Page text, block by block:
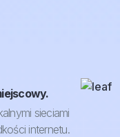
sieciami
internetu.